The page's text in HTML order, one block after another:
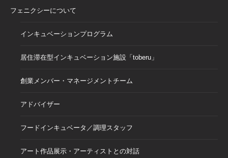
フェニクシーについて
インキュベーションプログラム
居住滞在型インキュベーション施設「toberu」
創業メンバー・マネージメントチーム
アドバイザー
フードインキュベータ／調理スタッフ
アート作品展示・アーティストとの対話